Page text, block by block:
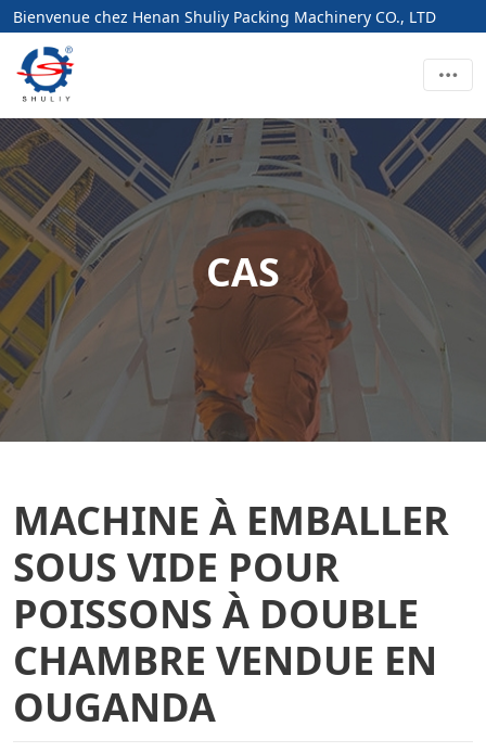
Bienvenue chez Henan Shuliy Packing Machinery CO., LTD
CAS
MACHINE À EMBALLER
SOUS VIDE POUR
POISSONS À DOUBLE
CHAMBRE VENDUE EN
OUGANDA